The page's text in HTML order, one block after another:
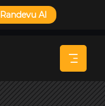
Randevu Al